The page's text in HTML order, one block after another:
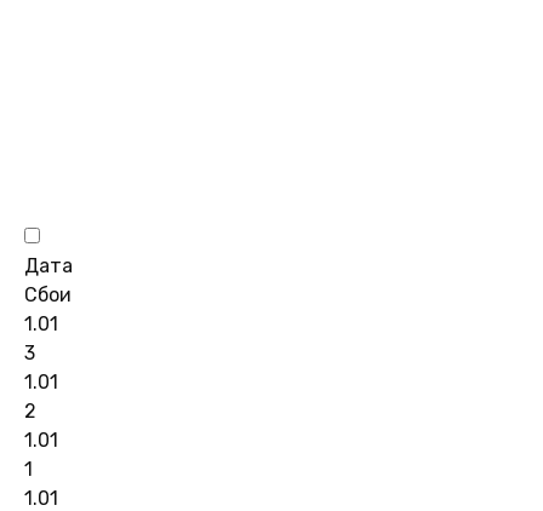
Дата
Сбои
1.01
3
1.01
2
1.01
1
1.01